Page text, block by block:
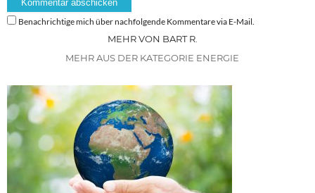
Benachrichtige mich über nachfolgende Kommentare via E-Mail.
MEHR VON BART R.
MEHR AUS DER KATEGORIE ENERGIE